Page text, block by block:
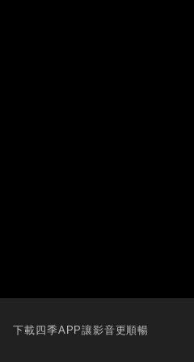
下載四季APP讓影音更順暢